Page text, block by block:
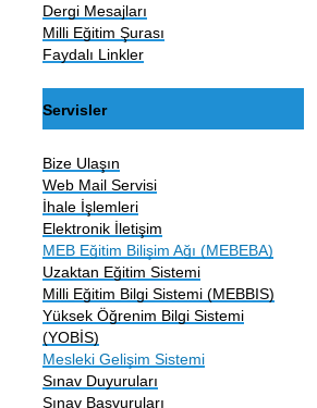
Dergi Mesajları
Milli Eğitim Şurası
Faydalı Linkler
Servisler
Bize Ulaşın
Web Mail Servisi
İhale İşlemleri
Elektronik İletişim
MEB Eğitim Bilişim Ağı (MEBEBA)
Uzaktan Eğitim Sistemi
Milli Eğitim Bilgi Sistemi (MEBBIS)
Yüksek Öğrenim Bilgi Sistemi
(YOBİS)
Mesleki Gelişim Sistemi
Sınav Duyuruları
Sınav Başvuruları